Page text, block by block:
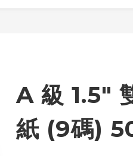
A 級 1.5"
紙 (9碼)